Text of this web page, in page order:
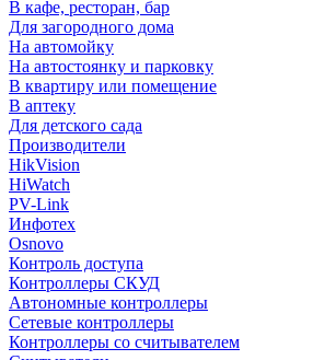
В кафе, ресторан, бар
Для загородного дома
На автомойку
На автостоянку и парковку
В квартиру или помещение
В аптеку
Для детского сада
Производители
HikVision
HiWatch
PV-Link
Инфотех
Osnovo
Контроль доступа
Контроллеры СКУД
Автономные контроллеры
Сетевые контроллеры
Контроллеры со считывателем